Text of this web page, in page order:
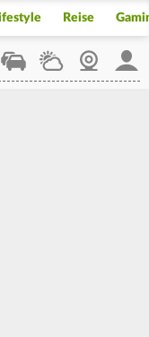
Reise
StaupilotWetterWebcam